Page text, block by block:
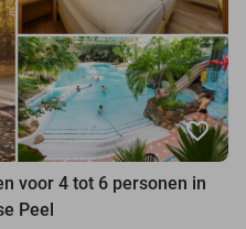
favorite_border
voor 4 tot 6 personen in
Peel